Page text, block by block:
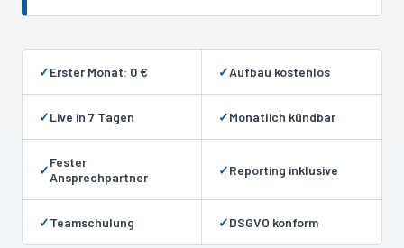
✓Erster Monat: 0 € ✓Aufbau kostenlos
✓Live in 7 Tagen ✓Monatlich kündbar
✓Fester
Ansprechpartner
✓Reporting inklusive
✓Teamschulung ✓DSGVO konform